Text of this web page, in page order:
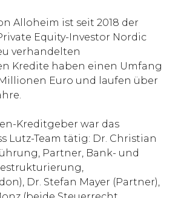
Alloheim ist seit 2018 der
Equity-Investor Nordic
verhandelten
Kredite haben einen Umfang
Euro und laufen über
Kreditgeber war das
Lutz-Team tätig: Dr. Christian
Partner, Bank- und
Dr. Stefan Mayer (Partner),